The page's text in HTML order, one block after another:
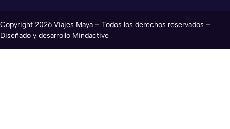
Copyright 2026 Viajes Maya – Todos los derechos reservados –
Diseñado y desarrollo Mindactive